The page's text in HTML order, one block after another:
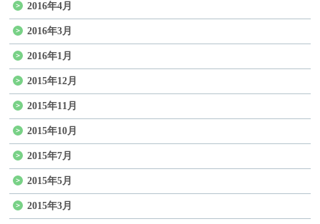
2016年4月
2016年3月
2016年1月
2015年12月
2015年11月
2015年10月
2015年7月
2015年5月
2015年3月